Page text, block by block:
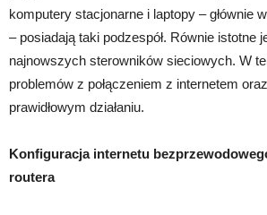
komputery stacjonarne i laptopy – głównie
– posiadają taki podzespół. Równie istotne
najnowszych sterowników sieciowych. W
problemów z połączeniem z internetem
prawidłowym działaniu.
Konfiguracja internetu
routera